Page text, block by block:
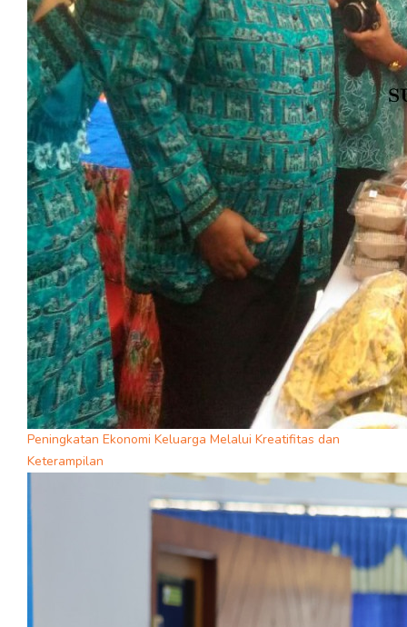
Peningkatan Ekonomi Keluarga Melalui Kreatifitas dan
Keterampilan